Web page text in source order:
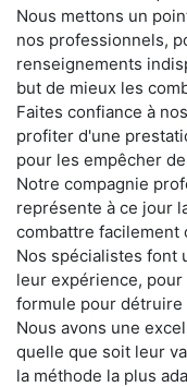
Nous mettons un
nos professionnels,
renseignements
but de mieux les
Faites confiance à
profiter d'une
pour les empêcher
Notre compagnie
représente à ce jour
combattre facilement
Nos spécialistes font
leur expérience,
formule pour détruire
Nous avons une
quelle que soit leur
la méthode la plus